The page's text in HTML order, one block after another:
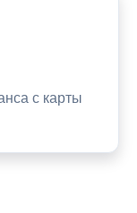
с карты